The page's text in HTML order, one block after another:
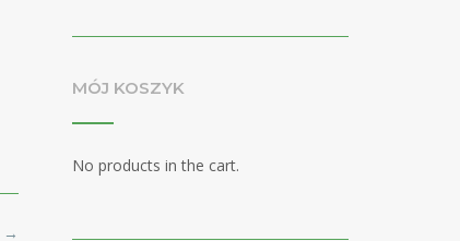
→
MÓJ KOSZYK
No products in the cart.